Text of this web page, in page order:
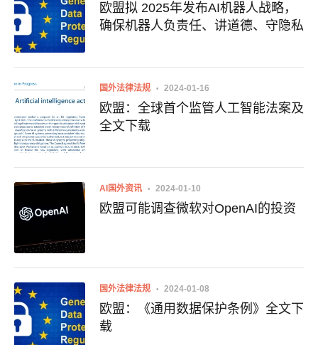
欧盟拟 2025年发布AI机器人战略，
确保机器人负责任、讲道德、守隐私
国外法律法规 2024-01-16
欧盟：全球首个监管人工智能法案及
全文下载
AI国外资讯 2024-01-10
欧盟可能调查微软对OpenAI的投资
国外法律法规 2024-01-08
欧盟：《通用数据保护条例》全文下
载